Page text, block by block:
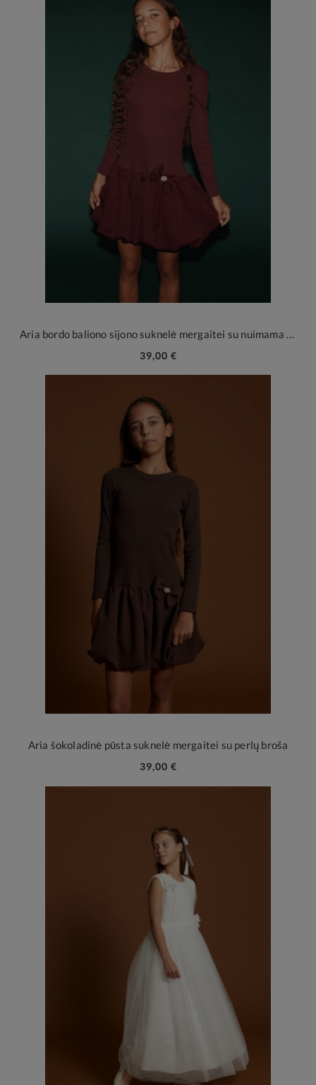
Aria bordo baliono sijono suknelė mergaitei su nuimama broša
39,00 €
Aria šokoladinė pūsta suknelė mergaitei su perlų broša
39,00 €